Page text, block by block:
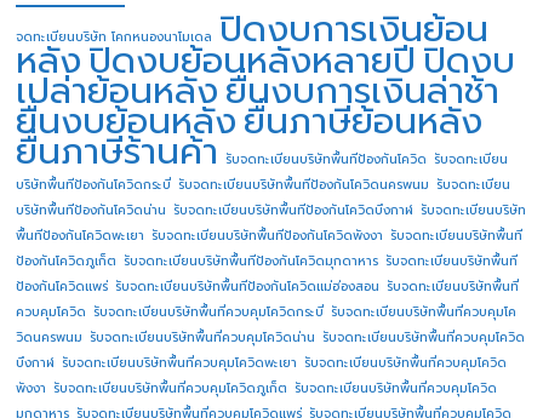
จดทะเบียนบริษัท โคกหนองนาโมเดล ปิดงบการเงินย้อน
หลังปิดงบย้อนหลังหลายปี ปิดงบ
เปล่าย้อนหลังยื่นงบการเงินล่าช้า
ยื่นงบย้อนหลังยื่นภาษีย้อนหลัง
ยื่นภาษีร้านค้า รับจดทะเบียนบริษัทพื้นทีป้องกันโควิด รับจดทะเบียน
บริษัทพื้นทีป้องกันโควิดกระบี่ รับจดทะเบียนบริษัทพื้นทีป้องกันโควิดนครพนม รับจดทะเบียน
บริษัทพื้นทีป้องกันโควิดน่าน รับจดทะเบียนบริษัทพื้นทีป้องกันโควิดบึงกาฬ รับจดทะเบียนบริษัท
พื้นทีป้องกันโควิดพะเยา รับจดทะเบียนบริษัทพื้นทีป้องกันโควิดพังงา รับจดทะเบียนบริษัทพื้นที
ป้องกันโควิดภูเก็ต รับจดทะเบียนบริษัทพื้นทีป้องกันโควิดมุกดาหาร รับจดทะเบียนบริษัทพื้นที
ป้องกันโควิดแพร่ รับจดทะเบียนบริษัทพื้นทีป้องกันโควิดแม่ฮ่องสอน รับจดทะเบียนบริษัทพื้นที่
ควบคุมโควิด รับจดทะเบียนบริษัทพื้นที่ควบคุมโควิดกระบี่ รับจดทะเบียนบริษัทพื้นที่ควบคุมโค
วิดนครพนม รับจดทะเบียนบริษัทพื้นที่ควบคุมโควิดน่าน รับจดทะเบียนบริษัทพื้นที่ควบคุมโควิด
บึงกาฬ รับจดทะเบียนบริษัทพื้นที่ควบคุมโควิดพะเยา รับจดทะเบียนบริษัทพื้นที่ควบคุมโควิด
พังงา รับจดทะเบียนบริษัทพื้นที่ควบคุมโควิดภูเก็ต รับจดทะเบียนบริษัทพื้นที่ควบคุมโควิด
มุกดาหาร รับจดทะเบียนบริษัทพื้นที่ควบคุมโควิดแพร่ รับจดทะเบียนบริษัทพื้นที่ควบคุมโควิด